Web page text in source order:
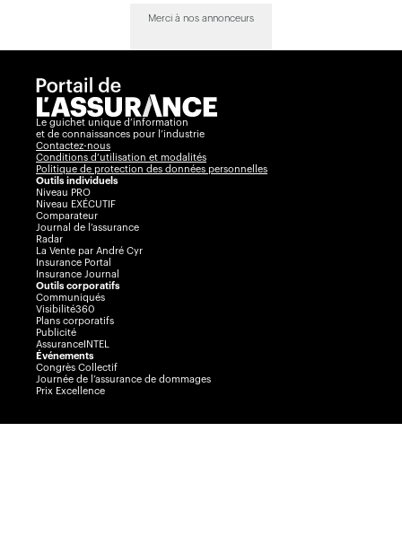
Merci à nos annonceurs
Le guichet unique d’information
et de connaissances pour l’industrie
Contactez-nous
Conditions d’utilisation et modalités
Politique de protection des données personnelles
Outils individuels
Niveau PRO
Niveau EXÉCUTIF
Comparateur
Journal de l’assurance
Radar
La Vente par André Cyr
Insurance Portal
Insurance Journal
Outils corporatifs
Communiqués
Visibilité360
Plans corporatifs
Publicité
AssuranceINTEL
Événements
Congrès Collectif
Journée de l’assurance de dommages
Prix Excellence